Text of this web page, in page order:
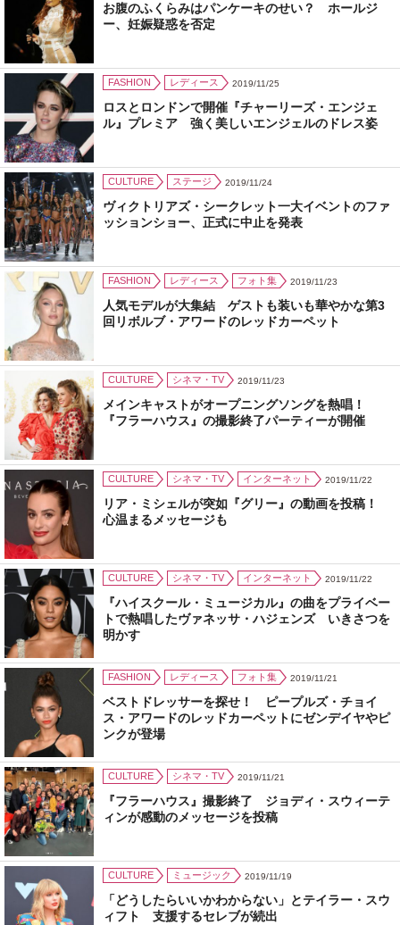
お腹のふくらみはパンケーキのせい？ ホールジ
ー、妊娠疑惑を否定
FASHION レディース 2019/11/25
ロスとロンドンで開催『チャーリーズ・エンジェ
ル』プレミア 強く美しいエンジェルのドレス姿
CULTURE ステージ 2019/11/24
ヴィクトリアズ・シークレット一大イベントのファ
ッションショー、正式に中止を発表
FASHION レディース フォト集 2019/11/23
人気モデルが大集結 ゲストも装いも華やかな第3
回リボルブ・アワードのレッドカーペット
CULTURE シネマ・TV 2019/11/23
メインキャストがオープニングソングを熱唱！
『フラーハウス』の撮影終了パーティーが開催
CULTURE シネマ・TV インターネット 2019/11/22
リア・ミシェルが突如『グリー』の動画を投稿！
心温まるメッセージも
CULTURE シネマ・TV インターネット 2019/11/22
『ハイスクール・ミュージカル』の曲をプライベー
トで熱唱したヴァネッサ・ハジェンズ いきさつを
明かす
FASHION レディース フォト集 2019/11/21
ベストドレッサーを探せ！ ピープルズ・チョイ
ス・アワードのレッドカーペットにゼンデイヤやピ
ンクが登場
CULTURE シネマ・TV 2019/11/21
『フラーハウス』撮影終了 ジョディ・スウィーテ
ィンが感動のメッセージを投稿
CULTURE ミュージック 2019/11/19
「どうしたらいいかわからない」とテイラー・スウ
ィフト 支援するセレブが続出